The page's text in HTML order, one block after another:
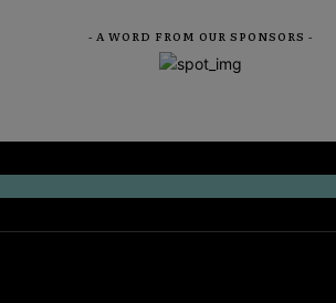
- A WORD FROM OUR SPONSORS -